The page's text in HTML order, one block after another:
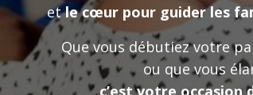
etle cœur pour guider les
Que vous débutiez votre
ou que vous
c’est votre occasion